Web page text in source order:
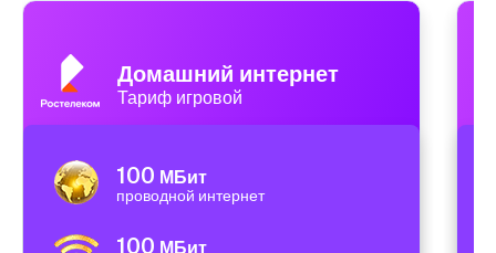
Домашний интернет
Тариф игровой
100 МБит
проводной интернет
100 МБит